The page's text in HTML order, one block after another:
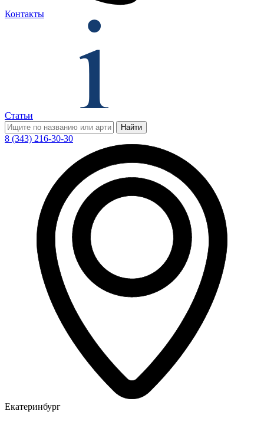
Контакты
Статьи
Найти
8 (343) 216-30-30
Екатеринбург